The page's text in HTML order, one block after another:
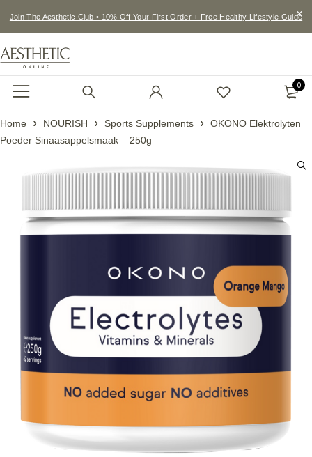
Join The Aesthetic Club • 10% Off Your First Order + Free Healthy Lifestyle Guide
0
Home NOURISH Sports Supplements
OKONO Elektrolyten
Poeder Sinaasappelsmaak – 250g